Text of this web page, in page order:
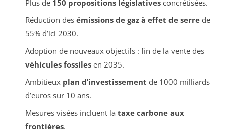
Plus de 150 propositions législativesconcrétisées.
Réduction des émissions de gaz à effet de serrede
55% d’ici 2030.
Adoption de nouveaux objectifs : fin de la vente des
véhicules fossilesen 2035.
Ambitieux plan d’investissement de 1000 milliards
d’euros sur 10 ans.
Mesures visées incluent la taxe carbone aux
frontières.